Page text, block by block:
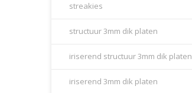
streakies
structuur 3mm dik platen
iriserend structuur 3mm dik platen
iriserend 3mm dik platen